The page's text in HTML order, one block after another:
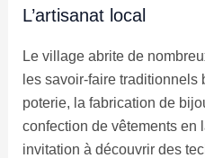
L’artisanat local
Le village abrite de
les savoir-faire traditionnels
poterie, la fabrication de
confection de vêtements en
invitation à découvrir des